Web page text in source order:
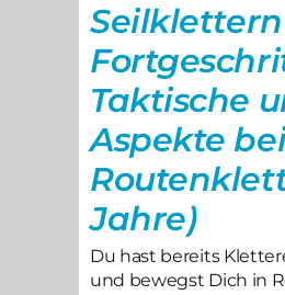
Taktische
Aspekte
Jahre)
Du hast bereits
und bewegst Dich in